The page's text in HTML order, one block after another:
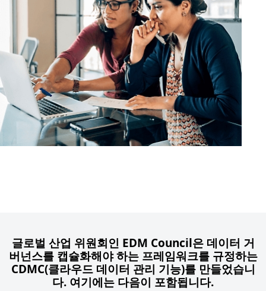
글로벌 산업 위원회인 EDM Council은 데이터 거
버넌스를 캡슐화해야 하는 프레임워크를 규정하는
CDMC(클라우드 데이터 관리 기능)를 만들었습니
다. 여기에는 다음이 포함됩니다.